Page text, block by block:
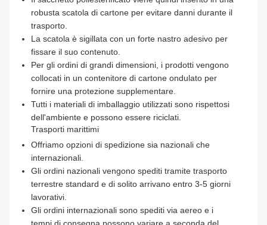
robusta scatola di cartone per evitare danni durante il
trasporto.
La scatola è sigillata con un forte nastro adesivo per
fissare il suo contenuto.
Per gli ordini di grandi dimensioni, i prodotti vengono
collocati in un contenitore di cartone ondulato per
fornire una protezione supplementare.
Tutti i materiali di imballaggio utilizzati sono rispettosi
dell'ambiente e possono essere riciclati.
Trasporti marittimi
Offriamo opzioni di spedizione sia nazionali che
internazionali.
Gli ordini nazionali vengono spediti tramite trasporto
terrestre standard e di solito arrivano entro 3-5 giorni
lavorativi.
Gli ordini internazionali sono spediti via aereo e i